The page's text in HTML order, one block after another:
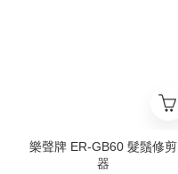
樂聲牌 ER-GB60 髮鬚修剪
器